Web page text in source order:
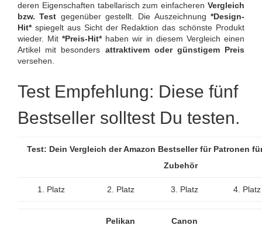
deren Eigenschaften tabellarisch zum einfacheren Vergleich
bzw. Test gegenüber gestellt. Die Auszeichnung*Design-
Hit*spiegelt aus Sicht der Redaktion das schönste Produkt
wieder. Mit *Preis-Hit*haben wir in diesem Vergleich einen
Artikel mit besonders attraktivem oder günstigem Preis
versehen.
Test Empfehlung: Diese fünf
Bestseller solltest Du testen.
Test: Dein Vergleich der Amazon Bestseller für Patronen
Zubehör
1. Platz 2. Platz 3. Platz 4. Platz
Pelikan
Canon